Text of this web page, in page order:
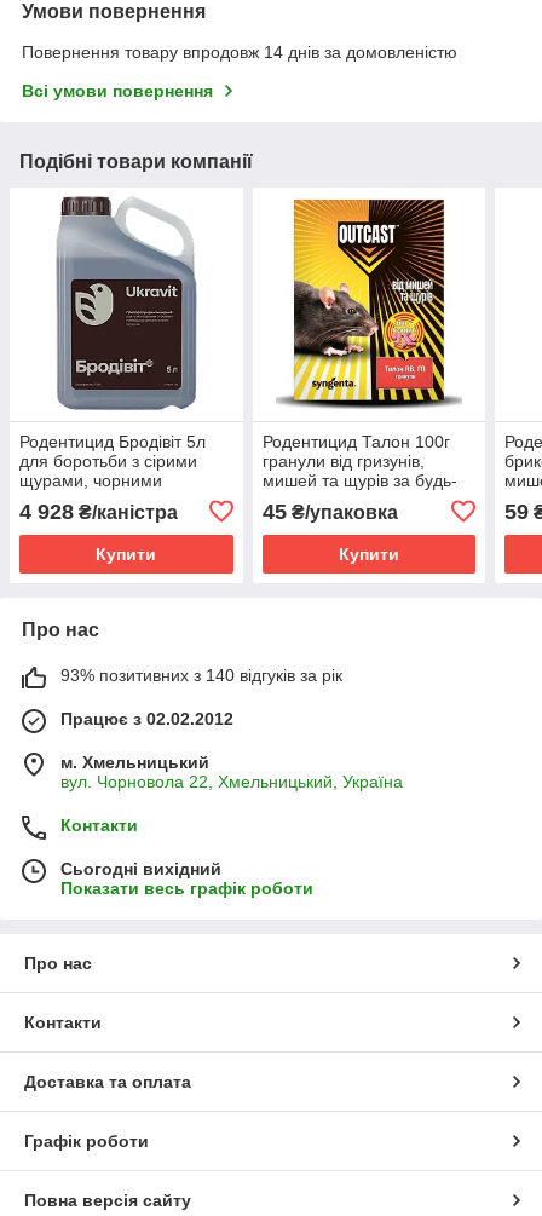
Умови повернення
Повернення товару впродовж 14 днів за домовленістю
Всі умови повернення
Подібні товари компанії
Родентицид Бродівіт 5л
для боротьби з сірими
щурами, чорними
щурами, домашніми і
польовими мишами
4 928 ₴/каністра
Купити
Родентицид Талон 100г
гранули від гризунів,
мишей та щурів за будь-
45₴/упаковка
Купити
59
Про нас
93% позитивних з 140 відгуків за рік
Працює з 02.02.2012
м. Хмельницький
вул. Чорновола 22, Хмельницький, Україна
Контакти
Сьогодні вихідний
Показати весь графік роботи
Про нас
Контакти
Доставка та оплата
Графік роботи
Повна версія сайту